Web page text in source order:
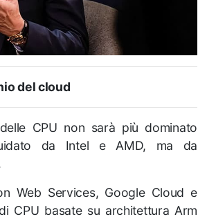
del cloud
CPU non sarà più dominato
da Intel e AMD, ma da
Web Services, Google Cloud e
CPU basate su architettura Arm